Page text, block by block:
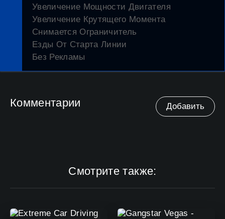
Увеличение Мощности Двигателя
Увеличение Крутящего Момента
Снимается Ограничитель
Езды От Старта Линии
Без Рекламы
Комментарии Добавить
Смотрите также: